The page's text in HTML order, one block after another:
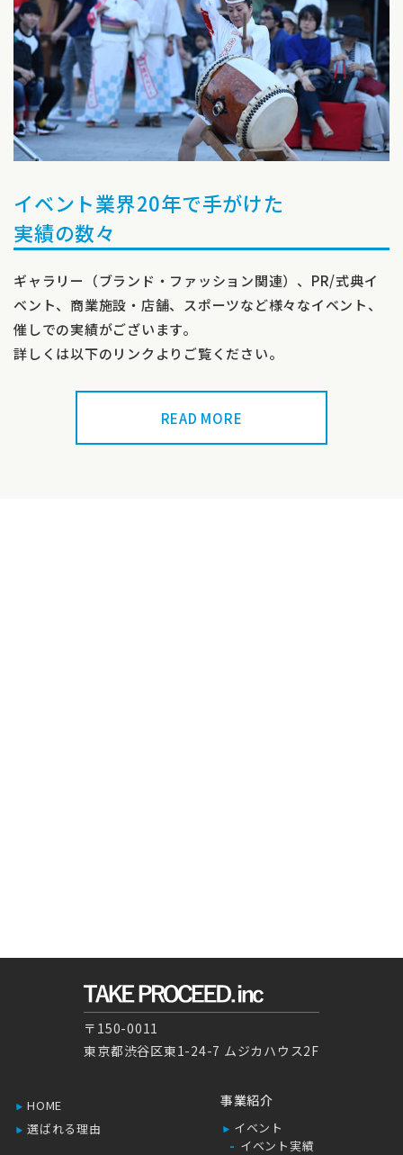
イベント業界20年で手がけた
実績の数々
ギャラリー（ブランド・ファッション関連）、PR/式典イ
ベント、商業施設・店舗、スポーツなど様々なイベント、
催しでの実績がございます。
詳しくは以下のリンクよりご覧ください。
READ MORE
〒150-0011
東京都渋谷区東1-24-7 ムジカハウス2F
HOME
選ばれる理由
事業紹介
イベント
イベント実績